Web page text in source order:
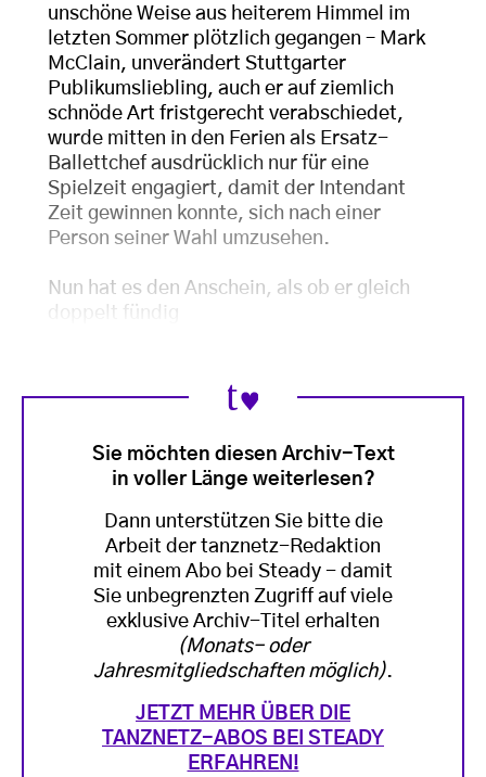
unschöne Weise aus heiterem Himmel im
letzten Sommer plötzlich gegangen – Mark
McClain, unverändert Stuttgarter
Publikumsliebling, auch er auf ziemlich
schnöde Art fristgerecht verabschiedet,
wurde mitten in den Ferien als Ersatz-
Ballettchef ausdrücklich nur für eine
Spielzeit engagiert, damit der Intendant
Zeit gewinnen konnte, sich nach einer
Person seiner Wahl umzusehen.
Nun hat es den Anschein, als ob er gleich
doppelt fündig
Sie möchten diesen Archiv-Text
in voller Länge weiterlesen?
Dann unterstützen Sie bitte die
Arbeit der tanznetz-Redaktion
mit einem Abo bei Steady - damit
Sie unbegrenzten Zugriff auf viele
exklusive Archiv-Titel erhalten
(Monats- oder
Jahresmitgliedschaften möglich).
JETZT MEHR ÜBER DIE
TANZNETZ-ABOS BEI STEADY
ERFAHREN!